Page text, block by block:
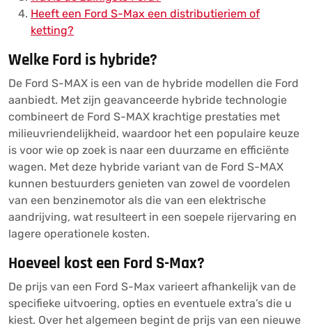
Heeft een Ford S-Max een distributieriem of
ketting?
Welke Ford is hybride?
De Ford S-MAX is een van de hybride modellen die Ford
aanbiedt. Met zijn geavanceerde hybride technologie
combineert de Ford S-MAX krachtige prestaties met
milieuvriendelijkheid, waardoor het een populaire keuze
is voor wie op zoek is naar een duurzame en efficiënte
wagen. Met deze hybride variant van de Ford S-MAX
kunnen bestuurders genieten van zowel de voordelen
van een benzinemotor als die van een elektrische
aandrijving, wat resulteert in een soepele rijervaring en
lagere operationele kosten.
Hoeveel kost een Ford S-Max?
De prijs van een Ford S-Max varieert afhankelijk van de
specifieke uitvoering, opties en eventuele extra’s die u
kiest. Over het algemeen begint de prijs van een nieuwe